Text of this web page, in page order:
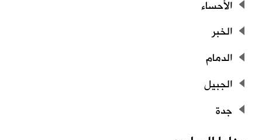
الأحساء
الخبر
الدمام
الجبيل
جدة